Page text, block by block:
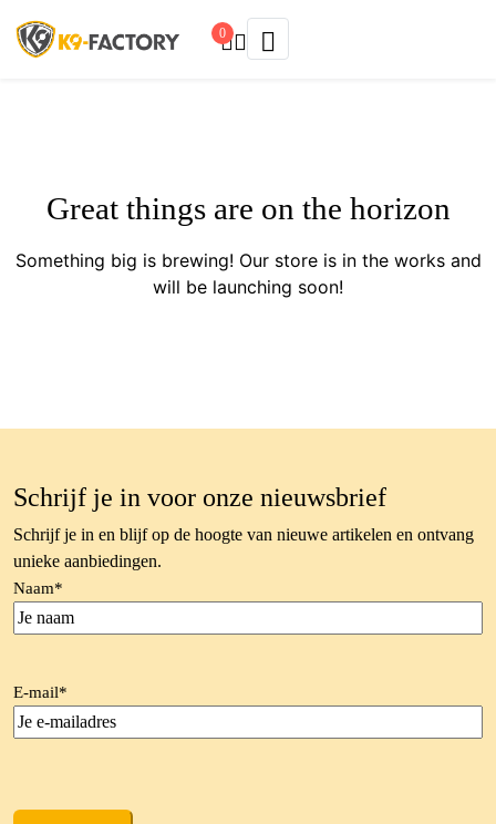
0
Great things are on the horizon
Something big is brewing! Our store is in the works and
will be launching soon!
Schrijf je in voor onze nieuwsbrief
Schrijf je in en blijf op de hoogte van nieuwe artikelen en ontvang
unieke aanbiedingen.
Naam*
E-mail*